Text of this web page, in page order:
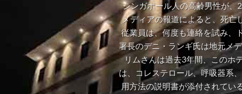
シンガポール人の高齢男性が、
メディアの報道によると、死亡
従業員は、何度も連絡を試み、
署長のデニ・ランギ氏は地元メ
リムさんは過去3年間、このホ
は、コレステロール、呼吸器系
用方法の説明書が添付されてい